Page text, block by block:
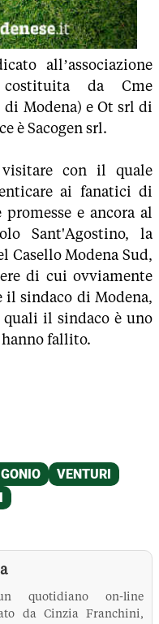
all’associazione
da Cme
Modena) e Ot srl di
è Sacogen srl.
con il quale
ai fanatici di
e ancora al
Sant'Agostino, la
Casello Modena Sud,
di cui ovviamente
il sindaco di Modena,
il sindaco è uno
fallito.
quotidiano on-line
da Cinzia Franchini,